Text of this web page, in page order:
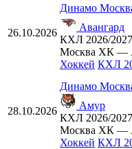
26.10.2026
Динамо
Авангард
КХЛ 2026/
Москва ХК —
Хоккей КХЛ
28.10.2026
Динамо
Амур
КХЛ 2026/
Москва ХК —
Хоккей КХЛ